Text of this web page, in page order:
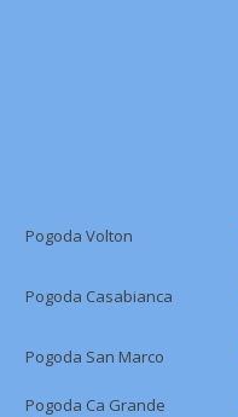
Pogoda Volton
Pogoda Casabianca
Pogoda San Marco
Pogoda Ca Grande